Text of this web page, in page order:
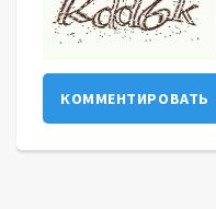
КОММЕНТИРОВАТЬ